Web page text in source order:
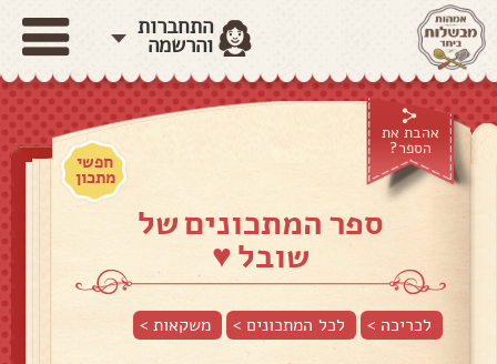
התחברות
והרשמה
אהבת את
הספר?
חפשי
מתכון
ספר המתכונים של
שובל ♥️
לכריכה > לכל המתכונים > משקאות>